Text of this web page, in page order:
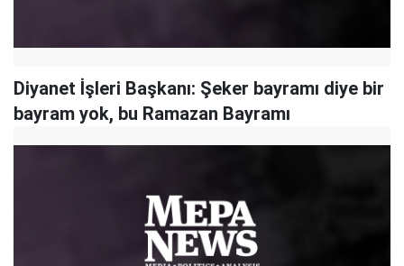
Diyanet İşleri Başkanı: Şeker bayramı diye bir
bayram yok, bu Ramazan Bayramı